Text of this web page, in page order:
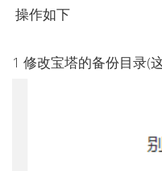
操作如下
1 修改宝塔的备份目录(